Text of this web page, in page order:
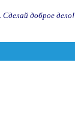
Сделай доброе дело!